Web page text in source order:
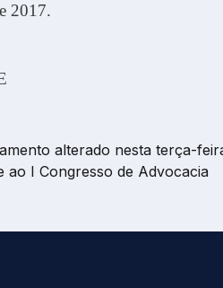
2017.
alterado nesta terça-
ao I Congresso de Advocacia